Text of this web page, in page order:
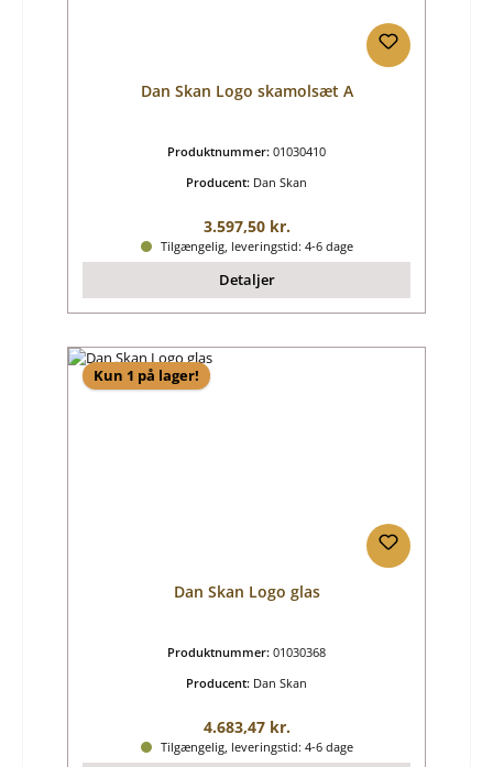
Dan Skan Logo skamolsæt A
Produktnummer: 01030410
Producent: Dan Skan
Almindelig pris:
3.597,50 kr.
Tilgængelig, leveringstid: 4-6 dage
Detaljer
Kun 1 på lager!
Dan Skan Logo glas
Produktnummer: 01030368
Producent: Dan Skan
Almindelig pris:
4.683,47 kr.
Tilgængelig, leveringstid: 4-6 dage